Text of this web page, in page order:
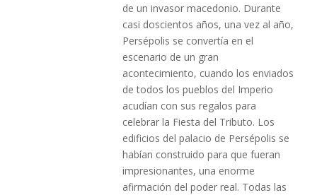
de un invasor macedonio. Durante
casi doscientos años, una vez al año,
Persépolis se convertía en el
escenario de un gran
acontecimiento, cuando los enviados
de todos los pueblos del Imperio
acudían con sus regalos para
celebrar la Fiesta del Tributo. Los
edificios del palacio de Persépolis se
habían construido para que fueran
impresionantes, una enorme
afirmación del poder real. Todas las